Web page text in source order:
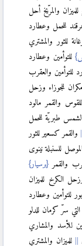
والمرّيخ أحل
للحمل وعطارد
للثور والمشتري
للتوأمين وعطارد
للتوأمين والعقرب
للجوزاء وزحل
والقمر مالود
طبريّة للحمل
والقمر كسعير للثور
للسنبلة نينوى
والقمر {برسيار}
الكرخ للميزان
للتوأمين وعطارد
سرّ كرمان للدلو
للأسد والمشاري
للميزان والمشتري